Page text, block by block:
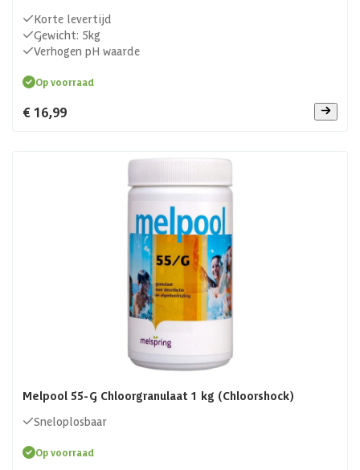
Korte levertijd
Gewicht: 5kg
Verhogen pH waarde
Op voorraad
€ 16,99
Melpool 55-G Chloorgranulaat 1 kg (Chloorshock)
Sneloplosbaar
Op voorraad